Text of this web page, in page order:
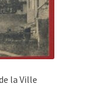
la Ville